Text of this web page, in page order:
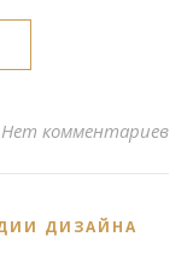
Нет комментариев
ДИЗАЙНА